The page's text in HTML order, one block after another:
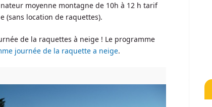
moyenne montagne de 10h à 12 h tarif
(sans location de raquettes).
de la raquettes à neige ! Le programme
journée de la raquette a neige.